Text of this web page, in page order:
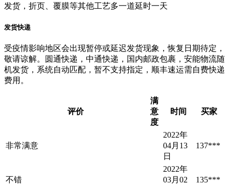
发货，折页、覆膜等其他工艺多一道延时一天
发货快递
受疫情影响地区会出现暂停或延迟发货现象，恢复日期待定，
敬请谅解。圆通快递，中通快递，国内邮政包裹，安能物流随
机发货，系统自动匹配，暂不支持指定，顺丰速运需自费快递
费用。
评价
满
意
度
时间 买家
非常满意
2022年
04月13
日
137***
不错
2022年
03月02
135***